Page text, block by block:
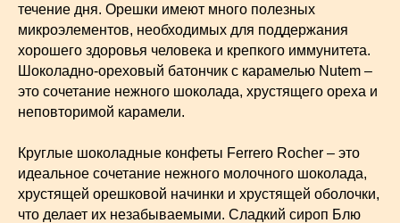
течение дня. Орешки имеют много полезных
микроэлементов, необходимых для поддержания
хорошего здоровья человека и крепкого иммунитета.
Шоколадно-ореховый батончик с карамелью Nutem –
это сочетание нежного шоколада, хрустящего ореха и
неповторимой карамели.
Круглые шоколадные конфеты Ferrero Rocher – это
идеальное сочетание нежного молочного шоколада,
хрустящей орешковой начинки и хрустящей оболочки,
что делает их незабываемыми. Сладкий сироп Блю